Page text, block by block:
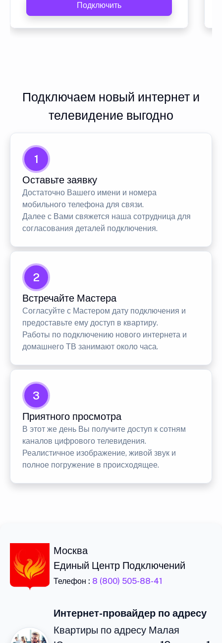
Подключить
Подключаем новый интернет и
телевидение выгодно
1
Оставьте заявку
Достаточно Вашего имени и номера
мобильного телефона для связи.
Далее с Вами свяжется наша сотрудница для
согласования деталей подключения.
2
Встречайте Мастера
Согласуйте с Мастером дату подключения и
предоставьте ему доступ в квартиру.
Работы по подключению нового интернета и
домашнего ТВ занимают около часа.
3
Приятного просмотра
В этот же день Вы получите доступ к сотням
каналов цифрового телевидения.
Реалистичное изображение, живой звук и
полное погружение в происходящее.
Москва
Единый Центр Подключений
Телефон : 8 (800) 505-88-41
Интернет-провайдер по адресу
Квартиры по адресу Малая